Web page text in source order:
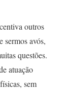
outros
sermos avós,
questões.
atuação
sem